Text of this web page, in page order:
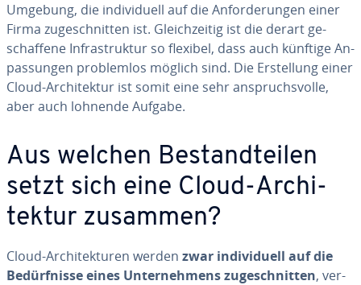
Umgebung, die in­di­vi­du­ell auf die An­for­de­run­gen einer
Firma zu­ge­schnit­ten ist. Gleich­zei­tig ist die derart ge­
schaf­fe­ne In­fra­struk­tur so flexibel, dass auch künftige An­
pas­sun­gen pro­blem­los möglich sind. Die Er­stel­lung einer
Cloud-Ar­chi­tek­tur ist somit eine sehr an­spruchs­vol­le,
aber auch lohnende Aufgabe.
Aus welchen Be­stand­tei­len
setzt sich eine Cloud-Ar­chi­
tek­tur zusammen?
Cloud-Ar­chi­tek­tu­ren werden zwar in­di­vi­du­ell auf die
Be­dürf­nis­se eines Un­ter­neh­mens zu­ge­schnit­ten, ver­